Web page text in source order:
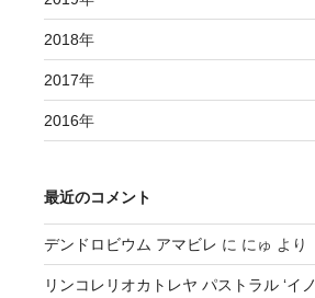
2018年
2017年
2016年
最近のコメント
デンドロビウム アマビレ に にゅ より
リンコレリオカトレヤ パストラル ‘イノ